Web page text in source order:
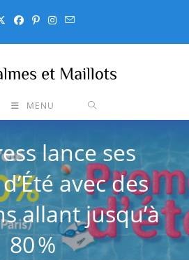
MENU
lance ses
avec des
allant jusqu’à
80 %